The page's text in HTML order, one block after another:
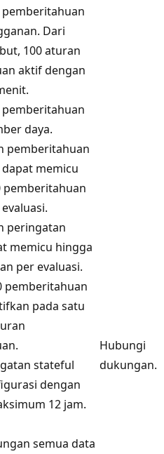
Dari
100 aturan
aktif dengan
daya.
pemberitahuan
memicu
pemberitahuan
peringatan
memicu hingga
per evaluasi.
pemberitahuan
pada satu
stateful
dengan
12 jam.
semua data
Hubungi
dukungan.